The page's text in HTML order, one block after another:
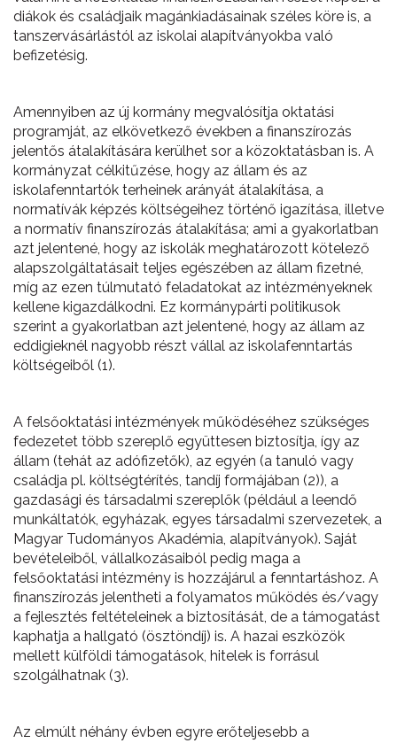
diákok és családjaik magánkiadásainak széles köre is, a
tanszervásárlástól az iskolai alapítványokba való
befizetésig.
Amennyiben az új kormány megvalósítja oktatási
programját, az elkövetkező években a finanszírozás
jelentős átalakítására kerülhet sor a közoktatásban is. A
kormányzat célkitűzése, hogy az állam és az
iskolafenntartók terheinek arányát átalakítása, a
normatívák képzés költségeihez történő igazítása, illetve
a normatív finanszírozás átalakítása; ami a gyakorlatban
azt jelentené, hogy az iskolák meghatározott kötelező
alapszolgáltatásait teljes egészében az állam fizetné,
míg az ezen túlmutató feladatokat az intézményeknek
kellene kigazdálkodni. Ez kormánypárti politikusok
szerint a gyakorlatban azt jelentené, hogy az állam az
eddigieknél nagyobb részt vállal az iskolafenntartás
költségeiből (1).
A felsőoktatási intézmények működéséhez szükséges
fedezetet több szereplő együttesen biztosítja, így az
állam (tehát az adófizetők), az egyén (a tanuló vagy
családja pl. költségtérítés, tandíj formájában (2)), a
gazdasági és társadalmi szereplők (például a leendő
munkáltatók, egyházak, egyes társadalmi szervezetek, a
Magyar Tudományos Akadémia, alapítványok). Saját
bevételeiből, vállalkozásaiból pedig maga a
felsőoktatási intézmény is hozzájárul a fenntartáshoz. A
finanszírozás jelentheti a folyamatos működés és/vagy
a fejlesztés feltételeinek a biztosítását, de a támogatást
kaphatja a hallgató (ösztöndíj) is. A hazai eszközök
mellett külföldi támogatások, hitelek is forrásul
szolgálhatnak (3).
Az elmúlt néhány évben egyre erőteljesebb a